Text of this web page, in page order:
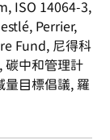
ISO 14064-3
Perrier,
Fund
尼得科
,碳中和管理計
量目標倡議
羅